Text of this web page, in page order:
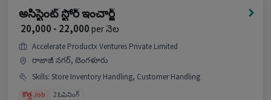
అసిస్టెంట్ స్టోర్ ఇంచార్జ్
₹ 20,000 - 22,000per నెల
Accelerate Productx Ventures Private Limited
రాజాజీ నగర్, బెంగళూరు
Skills: Store Inventory Handling, Customer Handling
కొత్త Job 2 ఓపెనింగ్